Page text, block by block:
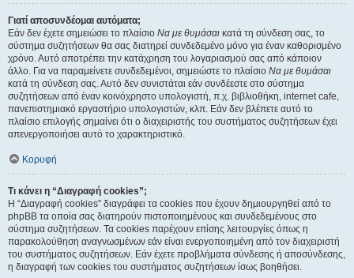
Γιατί αποσυνδέομαι αυτόματα;
Εάν δεν έχετε σημειώσει το πλαίσιο Να με θυμάσαι κατά τη σύνδεση σας, το
σύστημα συζητήσεων θα σας διατηρεί συνδεδεμένο μόνο για έναν καθορισμένο
χρόνο. Αυτό αποτρέπει την κατάχρηση του λογαριασμού σας από κάποιον
άλλο. Για να παραμείνετε συνδεδεμένοι, σημειώστε το πλαίσιο Να με θυμάσαι
κατά τη σύνδεση σας. Αυτό δεν συνιστάται εάν συνδέεστε στο σύστημα
συζητήσεων από έναν κοινόχρηστο υπολογιστή, π.χ. βιβλιοθήκη, internet cafe,
πανεπιστημιακό εργαστήριο υπολογιστών, κλπ. Εάν δεν βλέπετε αυτό το
πλαίσιο επιλογής σημαίνει ότι ο διαχειριστής του συστήματος συζητήσεων έχει
απενεργοποιήσει αυτό το χαρακτηριστικό.
Κορυφή
Τι κάνει η “Διαγραφή cookies”;
Η “Διαγραφή cookies” διαγράφει τα cookies που έχουν δημιουργηθεί από το
phpBB τα οποία σας διατηρούν πιστοποιημένους και συνδεδεμένους στο
σύστημα συζητήσεων. Τα cookies παρέχουν επίσης λειτουργίες όπως η
παρακολούθηση αναγνωσμένων εάν είναι ενεργοποιημένη από τον διαχειριστή
του συστήματος συζητήσεων. Εάν έχετε προβλήματα σύνδεσης ή αποσύνδεσης,
η διαγραφή των cookies του συστήματος συζητήσεων ίσως βοηθήσει.